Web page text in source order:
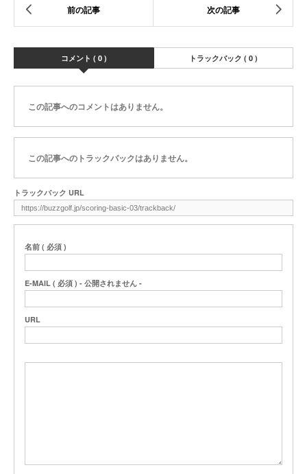
コメント ( 0 ) トラックバック ( 0 )
この記事へのコメントはありません。
この記事へのトラックバックはありません。
トラックバック URL
名前 ( 必須 )
E-MAIL ( 必須 ) - 公開されません -
URL